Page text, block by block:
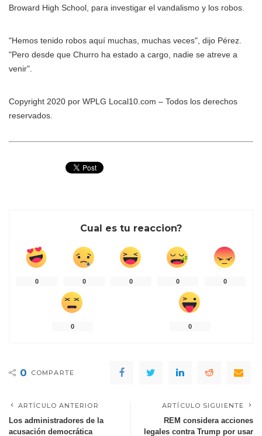
Broward High School, para investigar el vandalismo y los robos.
"Hemos tenido robos aquí muchas, muchas veces", dijo Pérez.
"Pero desde que Churro ha estado a cargo, nadie se atreve a
venir".
Copyright 2020 por WPLG Local10.com – Todos los derechos
reservados.
Cual es tu reaccion?
0 0 0 0 0
0 0
0 COMPARTE
ARTÍCULO ANTERIOR
Los administradores de la
acusación democrática
ARTÍCULO SIGUIENTE
REM considera acciones
legales contra Trump por usar